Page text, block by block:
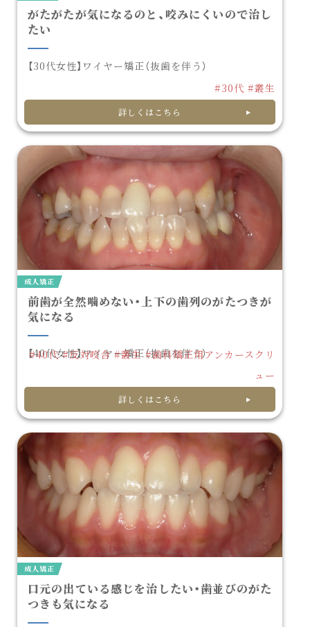
がたがたが気になるのと、咬みにくいので治し
たい
【30代女性】ワイヤー矯正（抜歯を伴う）
#30代 #叢生
詳しくはこちら
成人矯正
前歯が全然噛めない・上下の歯列のがたつきが
気になる
【40代女性】ワイヤー矯正（抜歯を伴う）
#40代 #反対咬合 #叢生 #歯科矯正用アンカースクリ
ュー
詳しくはこちら
成人矯正
口元の出ている感じを治したい・歯並びのがた
つきも気になる